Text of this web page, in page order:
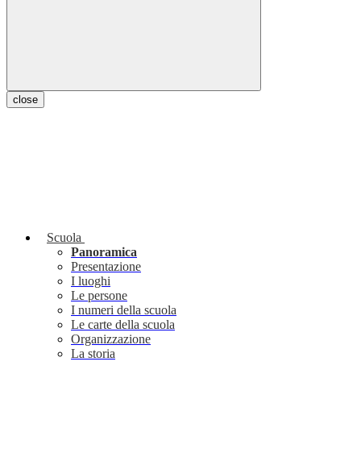
close
Scuola
Panoramica
Presentazione
I luoghi
Le persone
I numeri della scuola
Le carte della scuola
Organizzazione
La storia